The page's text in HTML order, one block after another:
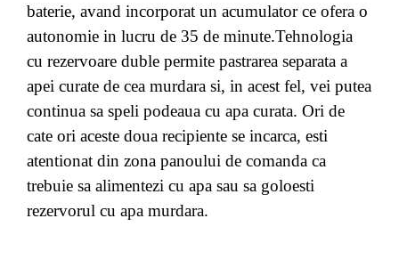
baterie, avand incorporat un acumulator ce ofera o
autonomie in lucru de 35 de minute.Tehnologia
cu rezervoare duble permite pastrarea separata a
apei curate de cea murdara si, in acest fel, vei putea
continua sa speli podeaua cu apa curata. Ori de
cate ori aceste doua recipiente se incarca, esti
atentionat din zona panoului de comanda ca
trebuie sa alimentezi cu apa sau sa goloesti
rezervorul cu apa murdara.